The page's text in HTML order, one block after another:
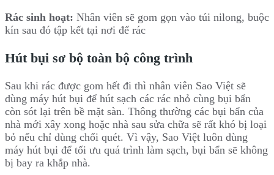
Rác sinh hoạt: Nhân viên sẽ gom gọn vào túi nilong, buộc
kín sau đó tập kết tại nơi để rác
Hút bụi sơ bộ toàn bộ công trình
Sau khi rác được gom hết đi thì nhân viên Sao Việt sẽ
dùng máy hút bụi để hút sạch các rác nhỏ cùng bụi bẩn
còn sót lại trên bề mặt sàn. Thông thường các bụi bẩn của
nhà mới xây xong hoặc nhà sau sửa chữa sẽ rất khó bị loại
bỏ nếu chỉ dùng chổi quét. Vì vậy, Sao Việt luôn dùng
máy hút bụi để tối ưu quá trình làm sạch, bụi bẩn sẽ không
bị bay ra khắp nhà.